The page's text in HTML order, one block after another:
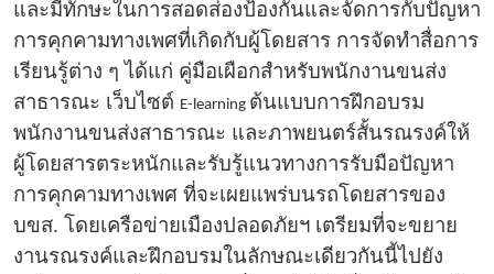
และมีทักษะในการสอดส่องป้องกันและจัดการกับปัญหา
การคุกคามทางเพศที่เกิดกับผู้โดยสาร การจัดทำสื่อการ
เรียนรู้ต่าง ๆ ได้แก่ คู่มือเผือกสำหรับพนักงานขนส่ง
สาธารณะ เว็บไซต์ E-learning ต้นแบบการฝึกอบรม
พนักงานขนส่งสาธารณะ และภาพยนตร์สั้นรณรงค์ให้
ผู้โดยสารตระหนักและรับรู้แนวทางการรับมือปัญหา
การคุกคามทางเพศ ที่จะเผยแพร่บนรถโดยสารของ
บขส. โดยเครือข่ายเมืองปลอดภัยฯ เตรียมที่จะขยาย
งานรณรงค์และฝึกอบรมในลักษณะเดียวกันนี้ไปยัง